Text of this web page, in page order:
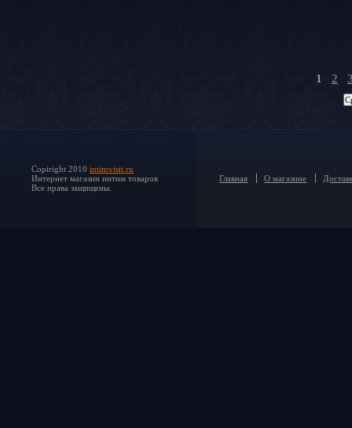
1 2
Copiright 2010 intimvisit.ru
Интернет магазин интим товаров
Все права защищены.
Главная О магазине